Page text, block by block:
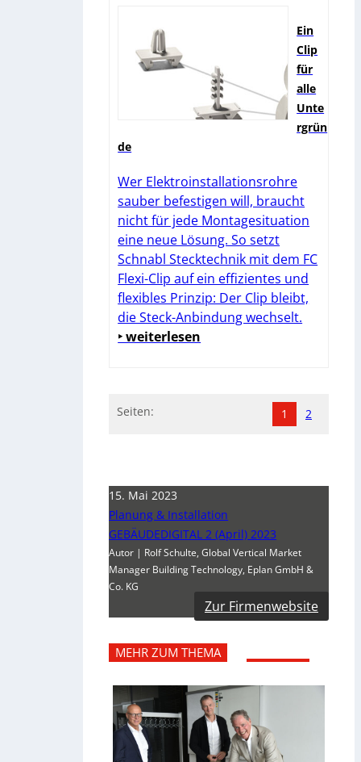
Ein
Clip
für
alle
Unte
rgrün
de
Wer Elektroinstallationsrohre
sauber befestigen will, braucht
nicht für jede Montagesituation
eine neue Lösung. So setzt
Schnabl Stecktechnik mit dem FC
Flexi-Clip auf ein effizientes und
flexibles Prinzip: Der Clip bleibt,
die Steck-Anbindung wechselt.
‣ weiterlesen
Seiten: 1 2
15. Mai 2023
Planung & Installation
GEBÄUDEDIGITAL 2 (April) 2023
Autor | Rolf Schulte, Global Vertical Market
Manager Building Technology, Eplan GmbH &
Co. KG
Zur Firmenwebsite
MEHR ZUM THEMA